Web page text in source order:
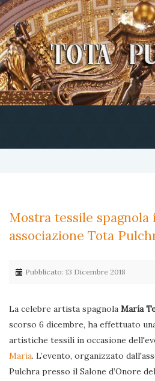
Mostra tessile
associazione Tota
Pubblicato: 13 Dicembre 2018
La celebre artista spagnola María
scorso 6 dicembre, ha effettuato
artistiche tessili in occasione
Maria. L’evento, organizzato
Pulchra presso il Salone d’Onore